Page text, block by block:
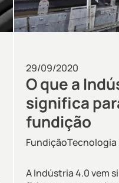
29/09/2020
O que a
significa
fundição
FundiçãoTecnologia
A Indústria 4.0 vem